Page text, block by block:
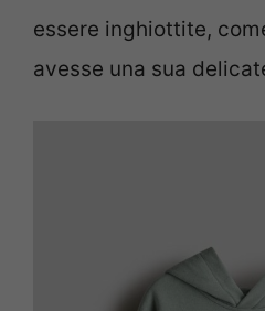
essere inghiottite,
avesse una sua